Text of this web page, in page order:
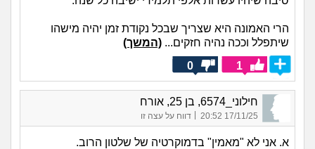
הרי האמונה היא שצריך שבכל נקודת זמן יהיה מישהו
שיתפלל וככה נהיה חזקים... (המשך)
1
0
חילוני_6574, בן 25, אורח
17/11/25 20:52
| דווח על עצה זו
א. אני לא "מאמין" בדמוקרטיה של שלטון הרוב.